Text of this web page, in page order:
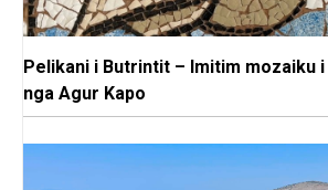
Pelikani i Butrintit – Imitim mozaiku
nga Agur Kapo